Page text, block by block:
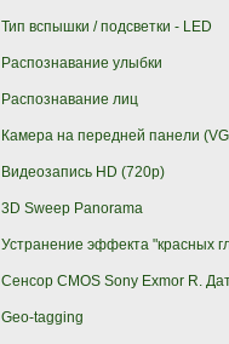
Тип вспышки / подсветки - LED
Распознавание улыбки
Распознавание лиц
Камера на передней панели
Видеозапись HD (720p)
3D Sweep Panorama
Устранение эффекта "красных
Сенсор CMOS Sony Exmor R.
Geo-tagging